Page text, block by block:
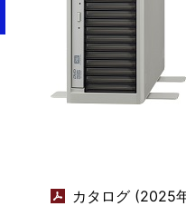
カタログ (2025